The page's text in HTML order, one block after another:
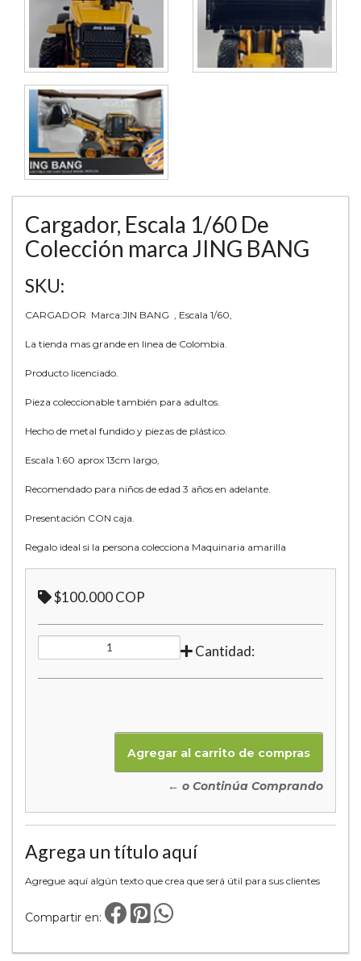
Cargador, Escala 1/60 De
Colección marca JING BANG
SKU:
CARGADOR Marca:JIN BANG , Escala 1/60,
La tienda mas grande en linea de Colombia.
Producto licenciado.
Pieza coleccionable también para adultos.
Hecho de metal fundido y piezas de plástico.
Escala 1:60 aprox 13cm largo,
Recomendado para niños de edad 3 años en adelante.
Presentación CON caja.
Regalo ideal si la persona colecciona Maquinaria amarilla
$100.000 COP
Cantidad:
← o Continúa Comprando
Agrega un título aquí
Agregue aquí algún texto que crea que será útil para sus clientes
Compartir en: